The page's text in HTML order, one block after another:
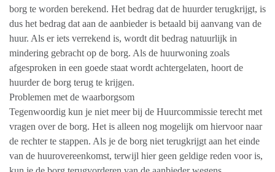
borg te worden berekend. Het bedrag dat de huurder terugkrijgt, is
dus het bedrag dat aan de aanbieder is betaald bij aanvang van de
huur. Als er iets verrekend is, wordt dit bedrag natuurlijk in
mindering gebracht op de borg. Als de huurwoning zoals
afgesproken in een goede staat wordt achtergelaten, hoort de
huurder de borg terug te krijgen.
Problemen met de waarborgsom
Tegenwoordig kun je niet meer bij de Huurcommissie terecht met
vragen over de borg. Het is alleen nog mogelijk om hiervoor naar
de rechter te stappen. Als je de borg niet terugkrijgt aan het einde
van de huurovereenkomst, terwijl hier geen geldige reden voor is,